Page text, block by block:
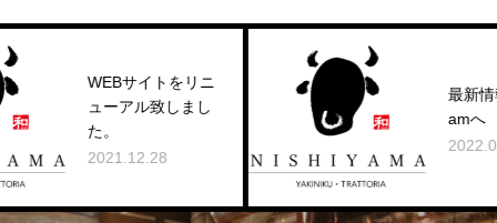
サイトをリニ
ーアル致しまし
。
最新情報はInstagr
amへ